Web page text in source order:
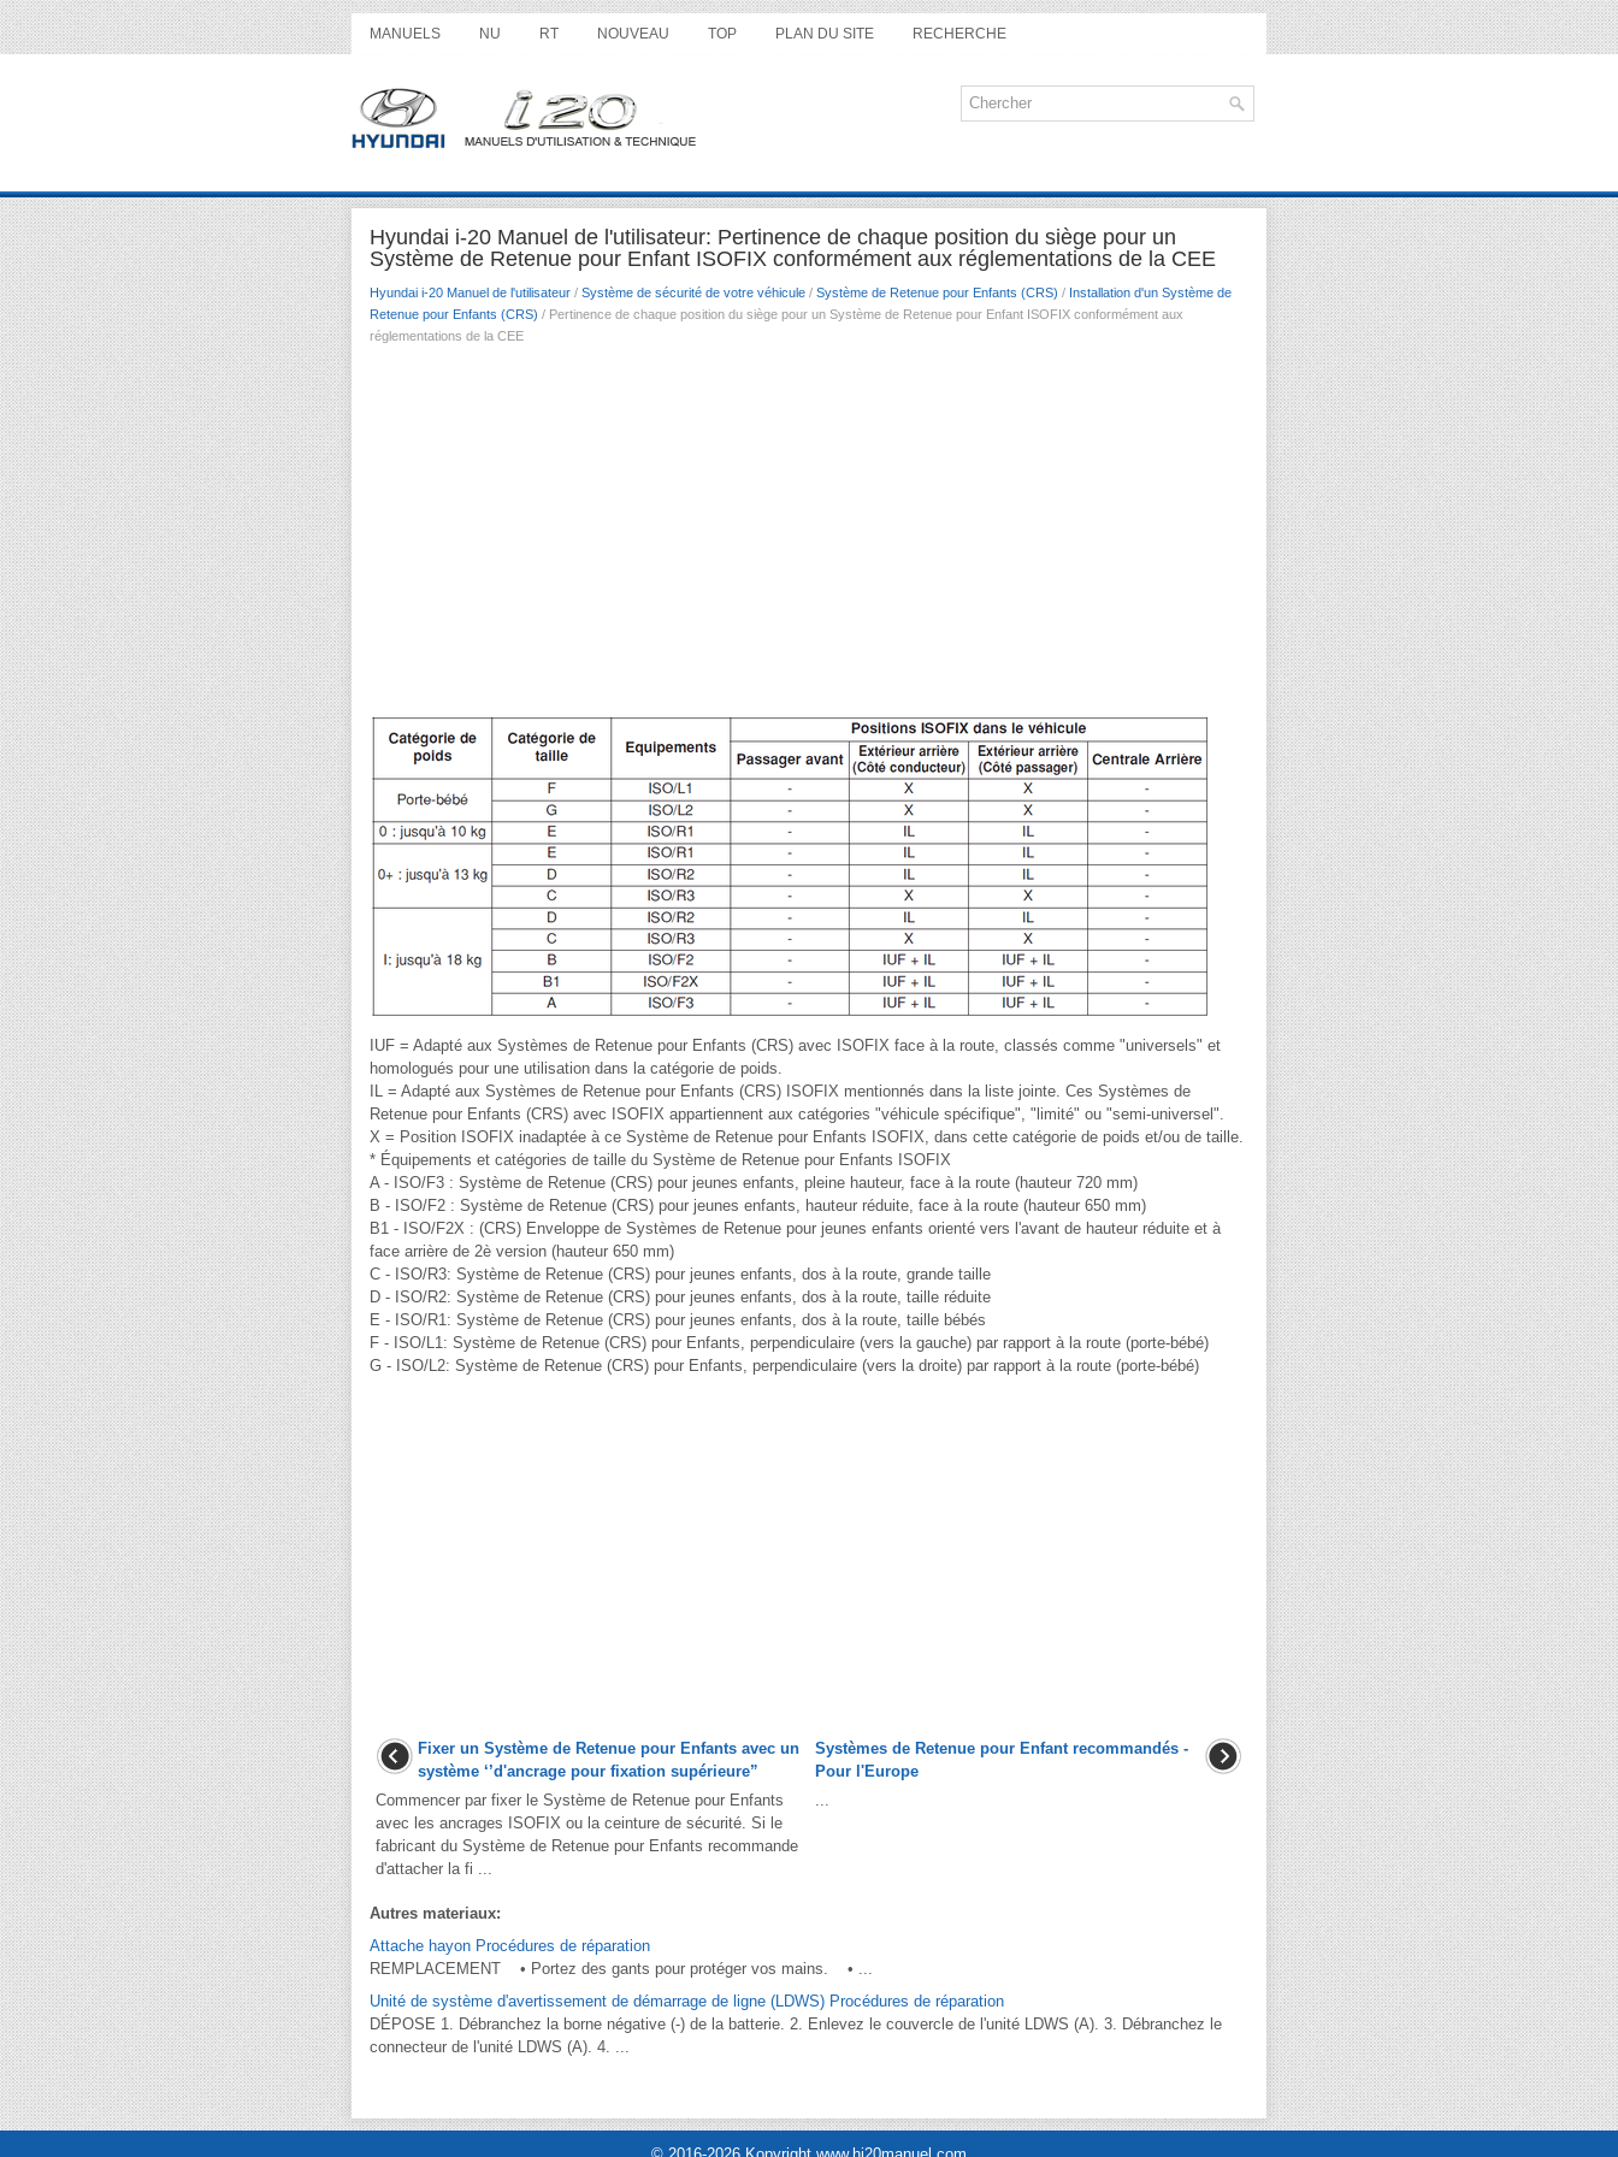
MANUELS NU RT NOUVEAU TOP PLAN DU SITE RECHERCHE
Hyundai i-20 Manuel de l'utilisateur: Pertinence de chaque position du siège pour un
Système de Retenue pour Enfant ISOFIX conformément aux réglementations de la CEE
Hyundai i-20 Manuel de l'utilisateur / Système de sécurité de votre véhicule / Système de Retenue pour Enfants (CRS) / Installation d'un Système de
Retenue pour Enfants (CRS) / Pertinence de chaque position du siège pour un Système de Retenue pour Enfant ISOFIX conformément aux
réglementations de la CEE
IUF = Adapté aux Systèmes de Retenue pour Enfants (CRS) avec ISOFIX face à la route, classés comme "universels" et
homologués pour une utilisation dans la catégorie de poids.
IL = Adapté aux Systèmes de Retenue pour Enfants (CRS) ISOFIX mentionnés dans la liste jointe. Ces Systèmes de
Retenue pour Enfants (CRS) avec ISOFIX appartiennent aux catégories "véhicule spécifique", "limité" ou "semi-universel".
X = Position ISOFIX inadaptée à ce Système de Retenue pour Enfants ISOFIX, dans cette catégorie de poids et/ou de taille.
* Équipements et catégories de taille du Système de Retenue pour Enfants ISOFIX
A - ISO/F3 : Système de Retenue (CRS) pour jeunes enfants, pleine hauteur, face à la route (hauteur 720 mm)
B - ISO/F2 : Système de Retenue (CRS) pour jeunes enfants, hauteur réduite, face à la route (hauteur 650 mm)
B1 - ISO/F2X : (CRS) Enveloppe de Systèmes de Retenue pour jeunes enfants orienté vers l'avant de hauteur réduite et à
face arrière de 2è version (hauteur 650 mm)
C - ISO/R3: Système de Retenue (CRS) pour jeunes enfants, dos à la route, grande taille
D - ISO/R2: Système de Retenue (CRS) pour jeunes enfants, dos à la route, taille réduite
E - ISO/R1: Système de Retenue (CRS) pour jeunes enfants, dos à la route, taille bébés
F - ISO/L1: Système de Retenue (CRS) pour Enfants, perpendiculaire (vers la gauche) par rapport à la route (porte-bébé)
G - ISO/L2: Système de Retenue (CRS) pour Enfants, perpendiculaire (vers la droite) par rapport à la route (porte-bébé)
Fixer un Système de Retenue pour Enfants avec un
système ‘’d'ancrage pour fixation supérieure”
Commencer par fixer le Système de Retenue pour Enfants
avec les ancrages ISOFIX ou la ceinture de sécurité. Si le
fabricant du Système de Retenue pour Enfants recommande
d'attacher la fi ...
Systèmes de Retenue pour Enfant recommandés -
Pour l'Europe
...
Autres materiaux:
Attache hayon Procédures de réparation
REMPLACEMENT • Portez des gants pour protéger vos mains. • ...
Unité de système d'avertissement de démarrage de ligne (LDWS) Procédures de réparation
DÉPOSE 1. Débranchez la borne négative (-) de la batterie. 2. Enlevez le couvercle de l'unité LDWS (A). 3. Débranchez le
connecteur de l'unité LDWS (A). 4. ...